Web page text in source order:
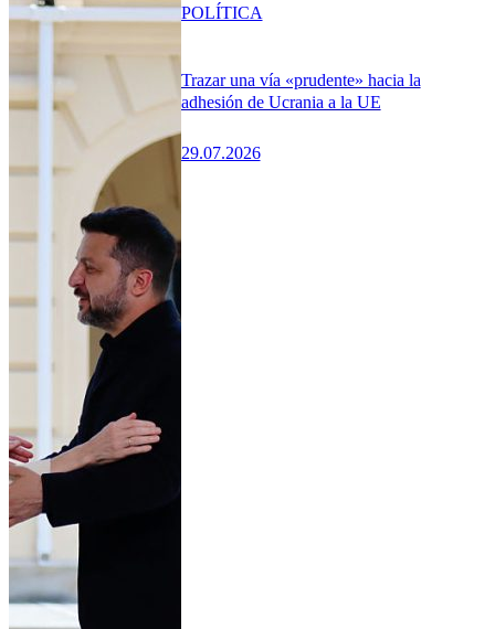
Trazar una vía «prudente» hacia la
adhesión de Ucrania a la UE
29.07.2026
POLÍTICA